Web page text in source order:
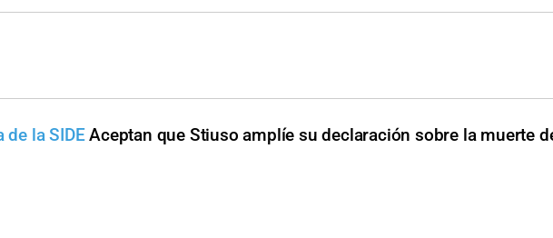
de la SIDE Aceptan que Stiuso amplíe su declaración sobre la muerte